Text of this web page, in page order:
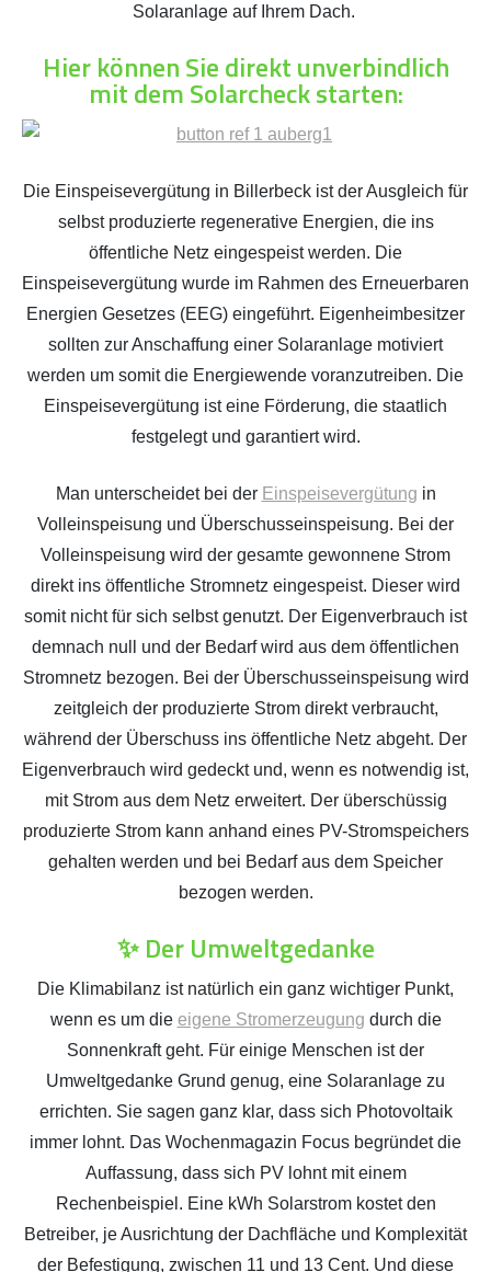
Solaranlage auf Ihrem Dach.
Hier können Sie direkt unverbindlich
mit dem Solarcheck starten:
Die Einspeisevergütung in Billerbeck ist der Ausgleich für
selbst produzierte regenerative Energien, die ins
öffentliche Netz eingespeist werden. Die
Einspeisevergütung wurde im Rahmen des Erneuerbaren
Energien Gesetzes (EEG) eingeführt. Eigenheimbesitzer
sollten zur Anschaffung einer Solaranlage motiviert
werden um somit die Energiewende voranzutreiben. Die
Einspeisevergütung ist eine Förderung, die staatlich
festgelegt und garantiert wird.
Man unterscheidet bei der Einspeisevergütung in
Volleinspeisung und Überschusseinspeisung. Bei der
Volleinspeisung wird der gesamte gewonnene Strom
direkt ins öffentliche Stromnetz eingespeist. Dieser wird
somit nicht für sich selbst genutzt. Der Eigenverbrauch ist
demnach null und der Bedarf wird aus dem öffentlichen
Stromnetz bezogen. Bei der Überschusseinspeisung wird
zeitgleich der produzierte Strom direkt verbraucht,
während der Überschuss ins öffentliche Netz abgeht. Der
Eigenverbrauch wird gedeckt und, wenn es notwendig ist,
mit Strom aus dem Netz erweitert. Der überschüssig
produzierte Strom kann anhand eines PV-Stromspeichers
gehalten werden und bei Bedarf aus dem Speicher
bezogen werden.
✨ Der Umweltgedanke
Die Klimabilanz ist natürlich ein ganz wichtiger Punkt,
wenn es um die eigene Stromerzeugung durch die
Sonnenkraft geht. Für einige Menschen ist der
Umweltgedanke Grund genug, eine Solaranlage zu
errichten. Sie sagen ganz klar, dass sich Photovoltaik
immer lohnt. Das Wochenmagazin Focus begründet die
Auffassung, dass sich PV lohnt mit einem
Rechenbeispiel. Eine kWh Solarstrom kostet den
Betreiber, je Ausrichtung der Dachfläche und Komplexität
der Befestigung, zwischen 11 und 13 Cent. Und diese